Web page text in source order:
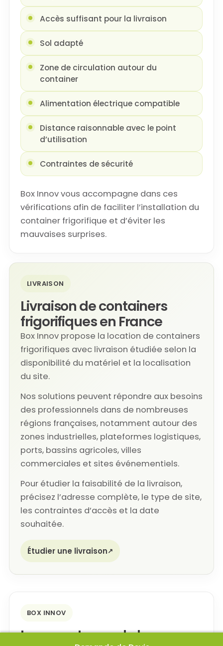
Accès suffisant pour la livraison
Sol adapté
Zone de circulation autour du
container
Alimentation électrique compatible
Distance raisonnable avec le point
d’utilisation
Contraintes de sécurité
Box Innov vous accompagne dans ces
vérifications afin de faciliter l’installation du
container frigorifique et d’éviter les
mauvaises surprises.
LIVRAISON
Livraison de containers
frigorifiques en France
Box Innov propose la location de containers
frigorifiques avec livraison étudiée selon la
disponibilité du matériel et la localisation
du site.
Nos solutions peuvent répondre aux besoins
des professionnels dans de nombreuses
régions françaises, notamment autour des
zones industrielles, plateformes logistiques,
ports, bassins agricoles, villes
commerciales et sites événementiels.
Pour étudier la faisabilité de la livraison,
précisez l’adresse complète, le type de site,
les contraintes d’accès et la date
souhaitée.
Étudier une livraison
BOX INNOV
Les avantages de la